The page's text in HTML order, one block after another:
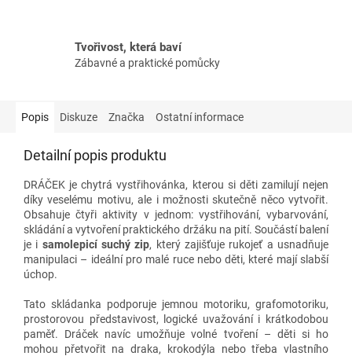
Tvořivost, která baví
Zábavné a praktické pomůcky
Popis Diskuze Značka Ostatní informace
Detailní popis produktu
DRÁČEK je chytrá vystřihovánka, kterou si děti zamilují nejen
díky veselému motivu, ale i možnosti skutečně něco vytvořit.
Obsahuje čtyři aktivity v jednom: vystřihování, vybarvování,
skládání a vytvoření praktického držáku na pití. Součástí balení
je i samolepicí suchý zip, který zajišťuje rukojeť a usnadňuje
manipulaci – ideální pro malé ruce nebo děti, které mají slabší
úchop.
Tato skládanka podporuje jemnou motoriku, grafomotoriku,
prostorovou představivost, logické uvažování i krátkodobou
paměť. Dráček navíc umožňuje volné tvoření – děti si ho
mohou přetvořit na draka, krokodýla nebo třeba vlastního